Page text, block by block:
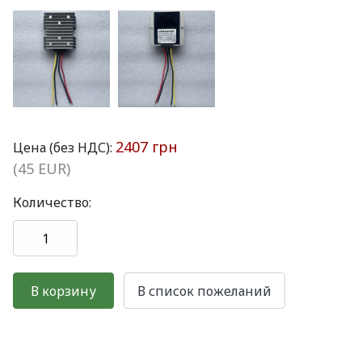
Цена (без НДС): 2407 грн
(45 EUR)
Количество: